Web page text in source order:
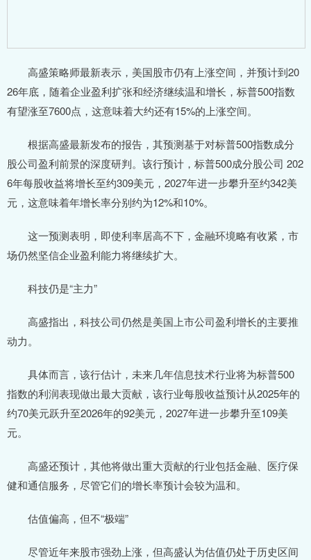
高盛策略师最新表示，美国股市仍有上涨空间，并预计到20
26年底，随着企业盈利扩张和经济继续温和增长，标普500指数
有望涨至7600点，这意味着大约还有15%的上涨空间。
根据高盛最新发布的报告，其预测基于对标普500指数成分
股公司盈利前景的深度研判。该行预计，标普500成分股公司 202
6年每股收益将增长至约309美元，2027年进一步攀升至约342美
元，这意味着年增长率分别约为12%和10%。
这一预测表明，即使利率居高不下，金融环境略有收紧，市
场仍然坚信企业盈利能力将继续扩大。
科技仍是“主力”
高盛指出，科技公司仍然是美国上市公司盈利增长的主要推
动力。
具体而言，该行估计，未来几年信息技术行业将为标普500
指数的利润表现做出最大贡献，该行业每股收益预计从2025年的
约70美元跃升至2026年的92美元，2027年进一步攀升至109美
元。
高盛还预计，其他将做出重大贡献的行业包括金融、医疗保
健和通信服务，尽管它们的增长率预计会较为温和。
估值偏高，但不“极端”
尽管近年来股市强劲上涨，但高盛认为估值仍处于历史区间